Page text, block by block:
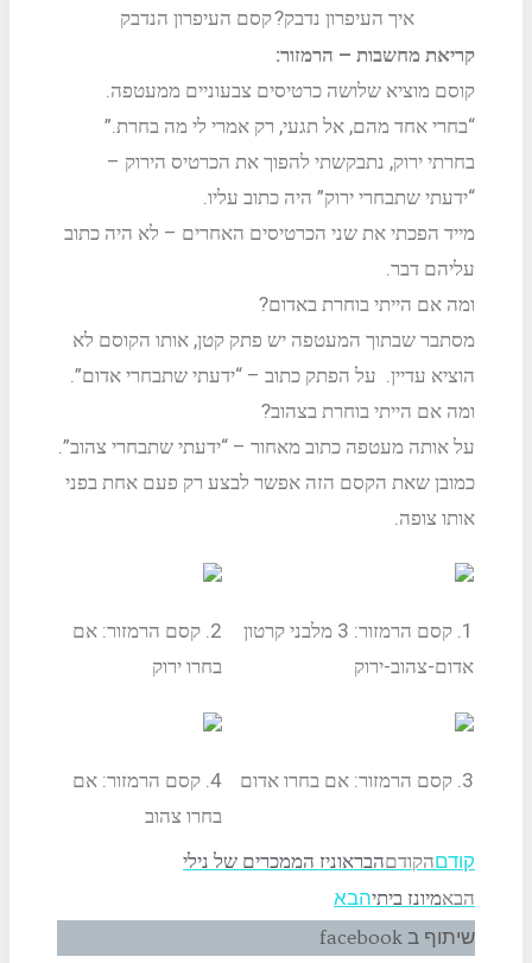
איך העיפרון נדבק?קסם העיפרון הנדבק
קריאת מחשבות – הרמזור:
קוסם מוציא שלושה כרטיסים צבעוניים ממעטפה.
“בחרי אחד מהם, אל תגעי, רק אמרי לי מה בחרת.”
בחרתי ירוק, נתבקשתי להפוך את הכרטיס הירוק –
“ידעתי שתבחרי ירוק” היה כתוב עליו.
מייד הפכתי את שני הכרטיסים האחרים – לא היה כתוב
עליהם דבר.
ומה אם הייתי בוחרת באדום?
מסתבר שבתוך המעטפה יש פתק קטן, אותו הקוסם לא
הוציא עדיין. על הפתק כתוב – “ידעתי שתבחרי אדום”.
ומה אם הייתי בוחרת בצהוב?
על אותה מעטפה כתוב מאחור – “ידעתי שתבחרי צהוב”.
כמובן שאת הקסם הזה אפשר לבצע רק פעם אחת בפני
אותו צופה.
1. קסם הרמזור: 3 מלבני קרטון
אדום-צהוב-ירוק
2. קסם הרמזור: אם
בחרו ירוק
3. קסם הרמזור: אם בחרו אדום
4. קסם הרמזור: אם
בחרו צהוב
קודםהקודםהבראוניז הממכרים של נילי
הבאמיונז ביתיהבא
שיתוף ב facebook